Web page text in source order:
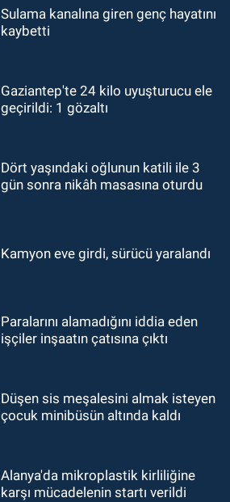
Sulama kanalına giren genç hayatını
kaybetti
Gaziantep'te 24 kilo uyuşturucu ele
geçirildi: 1 gözaltı
Dört yaşındaki oğlunun katili ile 3
gün sonra nikâh masasına oturdu
Kamyon eve girdi, sürücü yaralandı
Paralarını alamadığını iddia eden
işçiler inşaatın çatısına çıktı
Düşen sis meşalesini almak isteyen
çocuk minibüsün altında kaldı
Alanya'da mikroplastik kirliliğine
karşı mücadelenin startı verildi